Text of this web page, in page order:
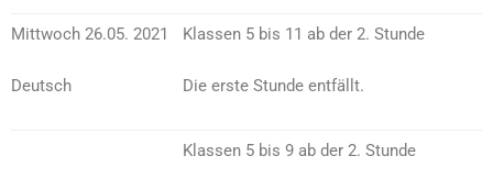
Mittwoch 26.05. 2021
Deutsch
Klassen 5 bis 11 ab der 2. Stunde
Die erste Stunde entfällt.
Klassen 5 bis 9 ab der 2. Stunde